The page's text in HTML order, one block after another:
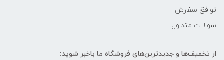
توافق سفارش
سوالات متداول
از تخفیف‌ها و جدیدترین‌های فروشگاه ما باخبر شوید: